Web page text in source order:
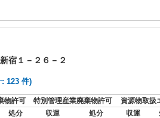
宿１－２６－２
: 123 件)
物許可 特別管理産業廃棄物許可
資源物取扱
処分 収運 処分 収運